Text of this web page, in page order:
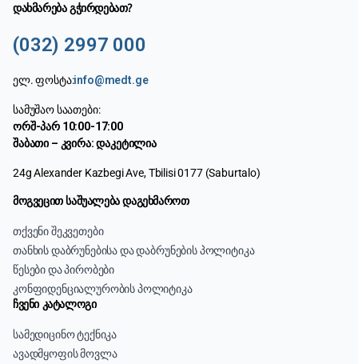
დახმარება გჭირდებათ?
(032) 2997 000
ელ. ფოსტა:info@medt.ge
სამუშაო საათები:
ორშ-პარ 10:00-17:00
შაბათი – კვირა: დაკეტილია
24g Alexander Kazbegi Ave, Tbilisi 0177 (Saburtalo)
მოგვეცით საშუალება დაგეხმაროთ
თქვენი შეკვეთები
თანხის დაბრუნებისა და დაბრუნების პოლიტიკა
წესები და პირობები
კონფიდენციალურობის პოლიტიკა
ჩვენი კატალოგი
სამედიცინო ტექნიკა
ავადმყოფის მოვლა